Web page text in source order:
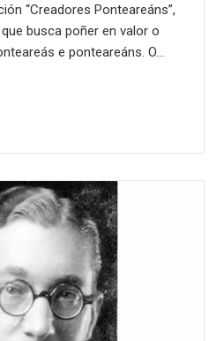
“Creadores Ponteareáns”,
busca poñer en valor o
e ponteareáns. O…